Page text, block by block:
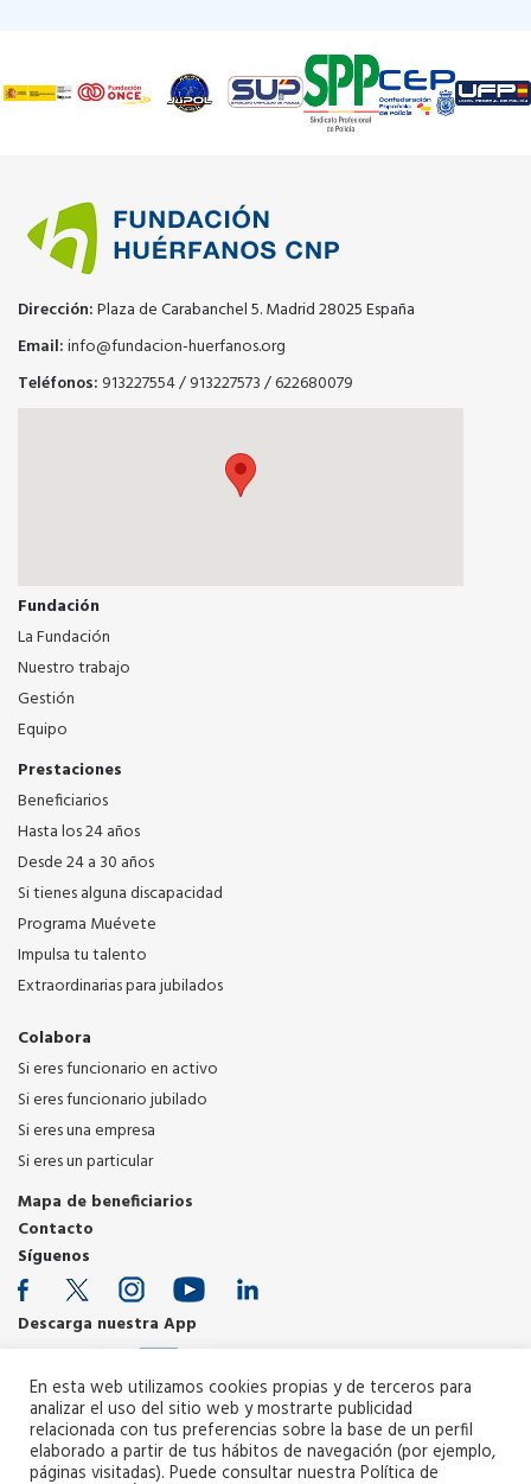
Dirección:Plaza de Carabanchel 5. Madrid 28025 España
Email:info@fundacion-huerfanos.org
Teléfonos: 913227554/913227573/622680079
Fundación
La Fundación
Nuestro trabajo
Gestión
Equipo
Prestaciones
Beneficiarios
Hasta los 24 años
Desde 24 a 30 años
Si tienes alguna discapacidad
Programa Muévete
Impulsa tu talento
Extraordinarias para jubilados
Colabora
Si eres funcionario en activo
Si eres funcionario jubilado
Si eres una empresa
Si eres un particular
Mapa de beneficiarios
Contacto
Síguenos
Descarga nuestra App
En esta web utilizamos cookies propias y de terceros para
analizar el uso del sitio web y mostrarte publicidad
relacionada con tus preferencias sobre la base de un perfil
elaborado a partir de tus hábitos de navegación (por ejemplo,
páginas visitadas). Puede consultar nuestra Política de